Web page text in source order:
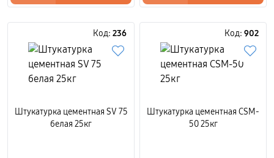
Код: 236
Штукатурка цементная SV 75
белая 25кг
Код: 902
Штукатурка цементная CSM-
50 25кг